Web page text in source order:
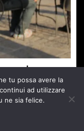
Commento
tu possa avere la
ad utilizzare
ne sia felice.